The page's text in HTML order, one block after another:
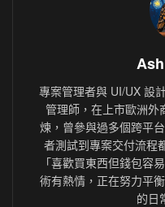
專案管理者與 UI/UX 設
管理師，在上市歐洲外
煉，曾參與過多個跨平
者測試到專案交付流程
「喜歡買東西但錢包容
術有熱情，正在努力平
的日